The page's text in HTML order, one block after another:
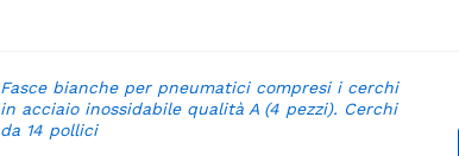
Fasce bianche per pneumatici compresi i cerchi
in acciaio inossidabile qualità A (4 pezzi). Cerchi
da 14 pollici